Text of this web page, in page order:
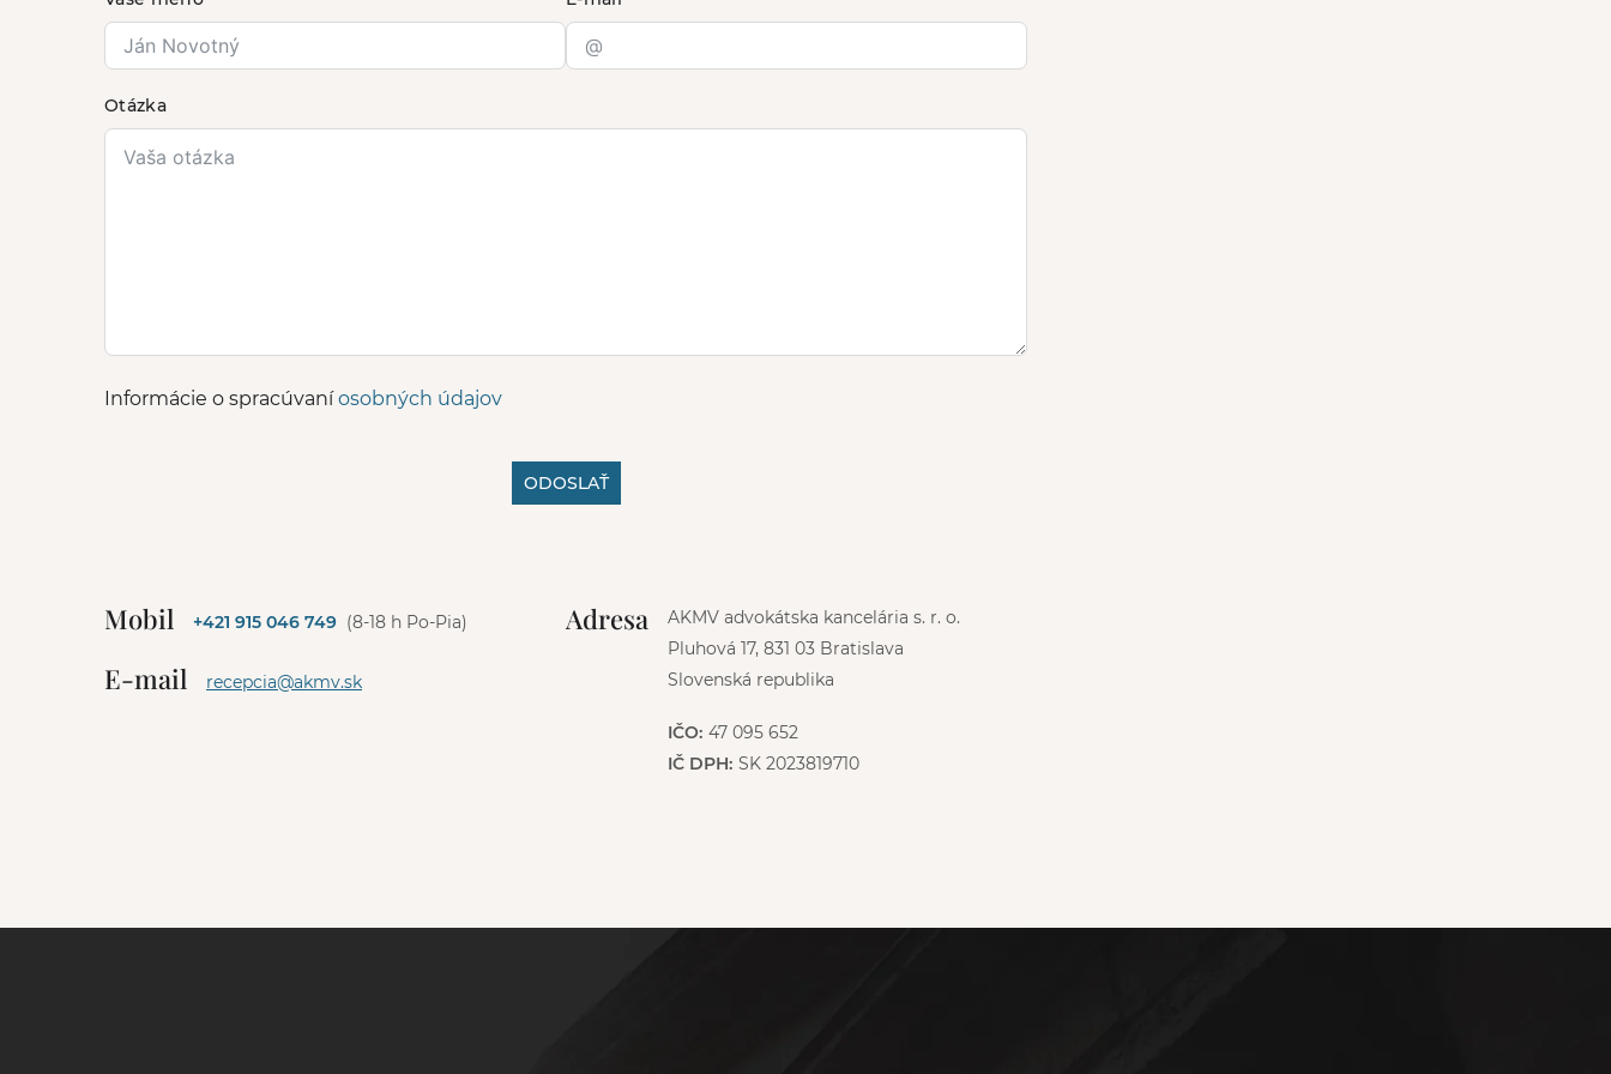
Otázka
Informácie o spracúvaníosobných údajov
ODOSLAŤ
e
r
a
Mobil +421 915 046 749 (8-18 h Po-Pia)
E-mail recepcia@akmv.sk
Adresa
AKMV advokátska kancelária s. r. o.
Pluhová 17, 831 03 Bratislava
Slovenská republika
IČO: 47 095 652
IČ DPH: SK 2023819710